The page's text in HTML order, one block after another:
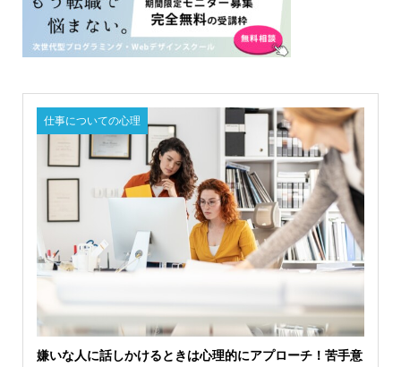
仕事についての心理
嫌いな人に話しかけるときは心理的にアプローチ！苦手意